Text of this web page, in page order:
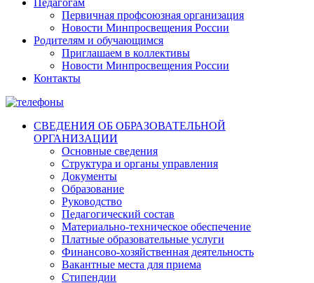
Первичная профсоюзная организация
Новости Минпросвещения России
Родителям и обучающимся
Приглашаем в коллективы
Новости Минпросвещения России
Контакты
СВЕДЕНИЯ ОБ ОБРАЗОВАТЕЛЬНОЙ
ОРГАНИЗАЦИИ
Основные сведения
Структура и органы управления
Документы
Образование
Руководство
Педагогический состав
Материально-техническое обеспечение
Платные образовательные услуги
Финансово-хозяйственная деятельность
Вакантные места для приема
Стипендии